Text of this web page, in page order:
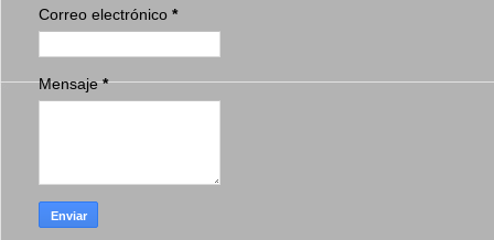
Correo electrónico *
Mensaje*